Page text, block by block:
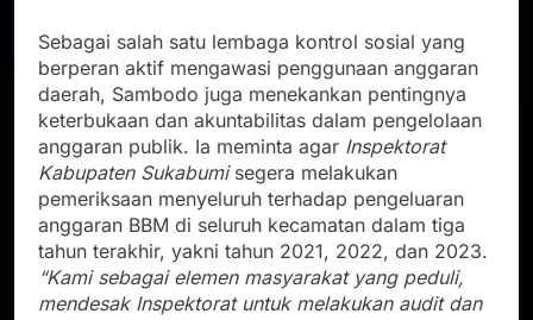
Sebagai salah satu lembaga kontrol sosial yang
berperan aktif mengawasi penggunaan anggaran
daerah, Sambodo juga menekankan pentingnya
keterbukaan dan akuntabilitas dalam pengelolaan
anggaran publik. Ia meminta agar Inspektorat
Kabupaten Sukabumisegera melakukan
pemeriksaan menyeluruh terhadap pengeluaran
anggaran BBM di seluruh kecamatan dalam tiga
tahun terakhir, yakni tahun 2021, 2022, dan 2023.
“Kami sebagai elemen masyarakat yang peduli,
mendesak Inspektorat untuk melakukan audit dan